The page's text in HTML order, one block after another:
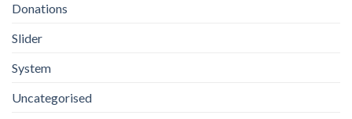
Donations
Slider
System
Uncategorised